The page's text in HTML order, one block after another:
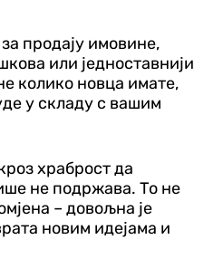
продају имовине,
или једноставнији
колико новца имате,
у складу с вашим
храброст да
не подржава. То не
– довољна је
новим идејама и